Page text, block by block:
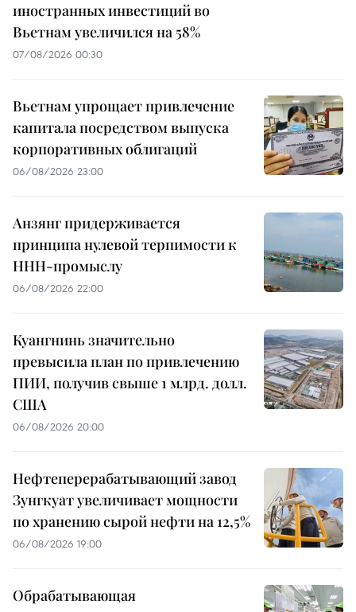
иностранных инвестиций во
Вьетнам увеличился на 58%
07/08/2026 00:30
Вьетнам упрощает привлечение
капитала посредством выпуска
корпоративных облигаций
06/08/2026 23:00
Анзянг придерживается
принципа нулевой терпимости к
ННН-промыслу
06/08/2026 22:00
Куангнинь значительно
превысила план по привлечению
ПИИ, получив свыше 1 млрд. долл.
США
06/08/2026 20:00
Нефтеперерабатывающий завод
Зунгкуат увеличивает мощности
по хранению сырой нефти на 12,5%
06/08/2026 19:00
Обрабатывающая